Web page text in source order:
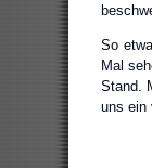
So
Mal
Stand.
uns ein